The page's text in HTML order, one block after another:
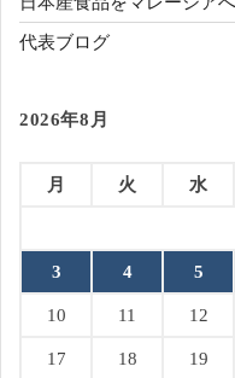
代表ブログ
2026年8月
月 火 水
3 4 5
10 11 12
17 18 19